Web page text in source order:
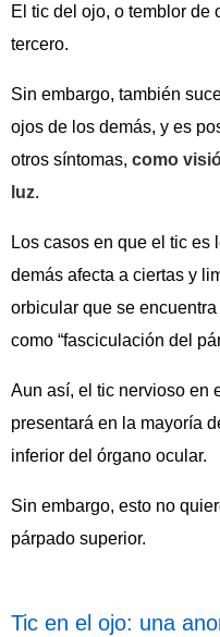
El tic del ojo, o temblor de
tercero.
Sin embargo, también
ojos de los demás, y es
otros síntomas, como
luz.
Los casos en que el tic es
demás afecta a ciertas y
orbicular que se
como “fasciculación del
Aun así, el tic nervioso en
presentará en la mayoría
inferior del órgano ocular.
Sin embargo, esto no
párpado superior.
Tic en el ojo: una